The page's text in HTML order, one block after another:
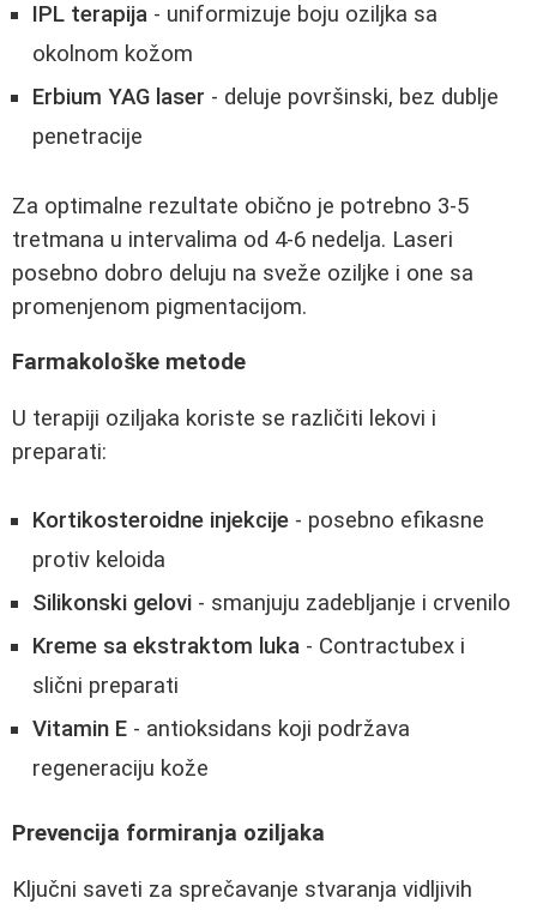
IPL terapija - uniformizuje boju oziljka sa
okolnom kožom
Erbium YAG laser - deluje površinski, bez dublje
penetracije
Za optimalne rezultate obično je potrebno 3-5
tretmana u intervalima od 4-6 nedelja. Laseri
posebno dobro deluju na sveže oziljke i one sa
promenjenom pigmentacijom.
Farmakološke metode
U terapiji oziljaka koriste se različiti lekovi i
preparati:
Kortikosteroidne injekcije - posebno efikasne
protiv keloida
Silikonski gelovi - smanjuju zadebljanje i crvenilo
Kreme sa ekstraktom luka - Contractubex i
slični preparati
Vitamin E - antioksidans koji podržava
regeneraciju kože
Prevencija formiranja oziljaka
Ključni saveti za sprečavanje stvaranja vidljivih